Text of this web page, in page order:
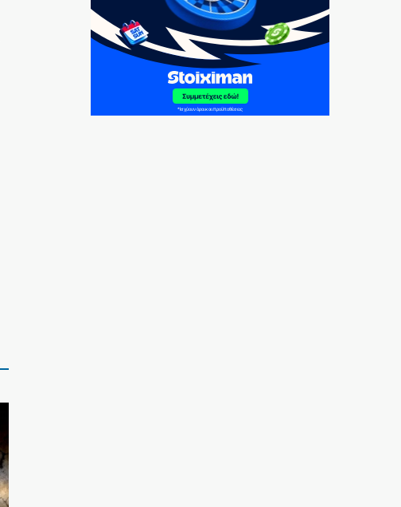
8|08|2026 | 18:30
Κυριακή 09/08/2026
8|08|2026 | 18:30
Ραγδαία ανάπτυξη του τουρισμού σε μια